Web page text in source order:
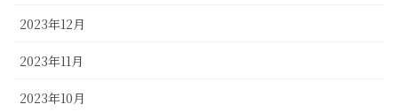
2023年12月
2023年11月
2023年10月